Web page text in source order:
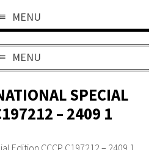
MENU
MENU
SPECIAL
– 2409 1